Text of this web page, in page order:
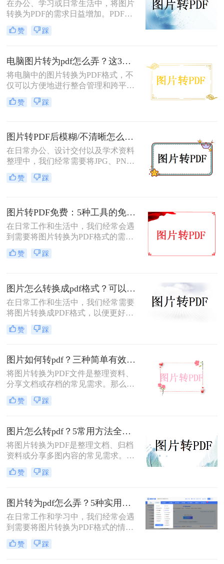
转PDF呢？本文将为您详细介绍几种
在办公、学习或日常生活中，将图片
转换为PDF的需求日益增加。PDF格
式因其跨平台兼容性、可编辑性和安
全性，成为文档分享和存储的首选。
作系统自带工具、专业软件及在线服
务，帮助您高效完成图片到PDF的转
换。
赞 踩
电脑图片转为pdf怎么弄？这3种方法值得尝试！
将电脑中的图片转换为PDF格式，不
仅可以方便地进行整合管理和跨平台
查看，还能有效保护图片的原始质量
和隐私信息。那么电脑图片转为pdf怎
片到PDF的转换。
赞 踩
图片转PDF后模糊/不清晰怎么办？三种有效方法帮你解决！
在日常办公、设计交付以及学术资料
整理中，我们经常需要将JPG、PNG
等格式的图片合并转换为PDF文档。
然而，许多用户都遇到过这样一个令
变得模糊、边缘出现锯齿，甚至无法
进行高质量的打印。面对图片转PDF
后模糊/不清晰怎么办这一难题，很多
赞 踩
图片转PDF免费：5种工具的免费额度、水印和文件限制对比！
在日常工作和生活中，我们经常会遇
到需要将图片转换为PDF格式的需
求。无论是为了方便存档、分享或打
印，将图片转换为PDF格式是一项很
简便方法来帮助您免费将图片转换为
PDF格式。
赞 踩
图片怎么转换成pdf格式？可以试试这4个转换方法！
在日常工作和生活中，我们经常需要
将图片转换成PDF格式，以便更好地
分享、保存或打印。那么图片怎么转
换成pdf格式呢？本文将介绍四种将图
赞 踩
图片如何转pdf？三种简单有效的方法分享！
将图片转换为PDF文件是整理资料、
分享文档或存档的常见需求。那么图
片如何转pdf呢？本文将介绍三种简单
有效的方法，助您快速完成转换。
赞 踩
图片怎么转pdf？5常用方法全攻略！
将图片转换为PDF是整理文档、归档
资料或分享多图内容的常见需求。那
么图片怎么转pdf呢？本文系统梳理5
类主流方法，助你快速实现图片转
赞 踩
图片转为pdf怎么弄？5种实用转换方法详解！
在日常工作和学习中，我们经常会遇
到需要将图片转换为PDF格式的情
况。无论是整理证件照片、制作电子
相册，还是将扫描的文档统一格式，
赞 踩